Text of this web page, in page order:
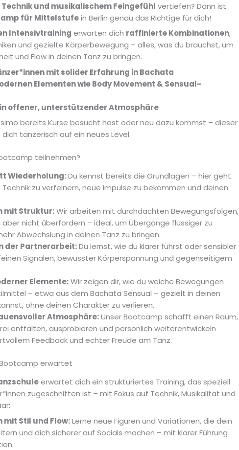
und musikalischem Feingefühl vertiefen? Dann ist
für Mittelstufein Berlin genau das Richtige für dich!
Intensivtraining erwarten dich raffinierte Kombinationen,
und gezielte Körperbewegung – alles, was du brauchst, um
und Flow in deinen Tanz zu bringen.
mit solider Erfahrung in Bachata
Elementen wie Body Movement & Sensual-
offener, unterstützender Atmosphäre
bereits Kurse besucht hast oder neu dazu kommst – dieser
tänzerisch auf ein neues Level.
teilnehmen?
Wiederholung:Du kennst bereits die Grundlagen – hier geht
zu verfeinern, neue Impulse zu bekommen und deinen
mit Struktur:Wir arbeiten mit durchdachten Bewegungsfolgen,
nicht überfordern – ideal, um Übergänge flüssiger zu
Abwechslung in deinen Tanz zu bringen.
der Partnerarbeit:Du lernst, wie du klarer führst oder sensibler
Signalen, bewusster Körperspannung und gegenseitigem
Elemente:Wir zeigen dir, wie du weiche Bewegungen
– etwa aus dem Bachata Sensual – gezielt in deinen
ohne deinen Charakter zu verlieren.
Atmosphäre:Unser Bootcamp schafft einen Raum,
entfalten, ausprobieren und persönlich weiterentwickeln
Feedback und echter Freude am Tanz.
erwartet
erwartet dich ein strukturiertes Training, das speziell
zugeschnitten ist – mit Fokus auf Technik, Musikalität und
Stil und Flow:Lerne neue Figuren und Variationen, die dein
und dich sicherer auf Socials machen – mit klarer Führung